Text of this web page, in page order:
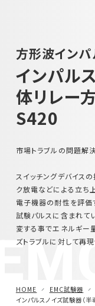
方形波イン
インパル
体リレー
S420
市場トラブルの問題解
スイッチングデバイス
ク放電などによる立ち
電子機器の耐性を評価
試験パルスに含まれて
変する事でエネルギー
ズトラブルに対して再
HOME EMC試験器
インパルスノイズ試験器
電源電圧変動試験
減衰振動波試験器
車載用EMC試験器
その他